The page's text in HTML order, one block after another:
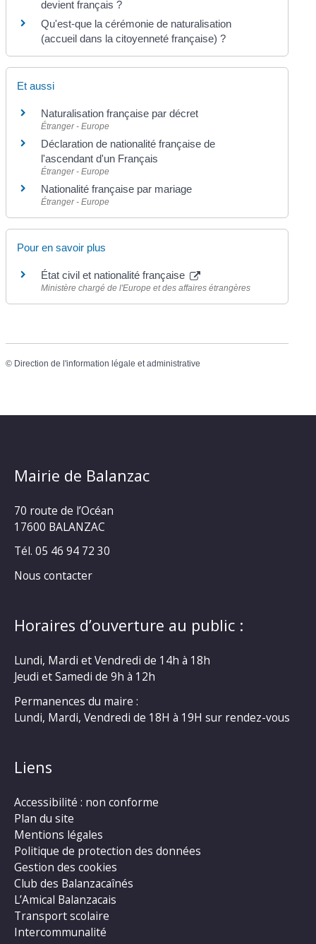
devient français ?
Qu'est-que la cérémonie de naturalisation
(accueil dans la citoyenneté française) ?
Et aussi
Naturalisation française par décret
Étranger - Europe
Déclaration de nationalité française de
l'ascendant d'un Français
Étranger - Europe
Nationalité française par mariage
Étranger - Europe
Pour en savoir plus
État civil et nationalité française
Ministère chargé de l'Europe et des affaires étrangères
© Direction de l'information légale et administrative
Mairie de Balanzac
70 route de l’Océan
17600 BALANZAC
Tél. 05 46 94 72 30
Nous contacter
Horaires d’ouverture au public :
Lundi, Mardi et Vendredi de 14h à 18h
Jeudi et Samedi de 9h à 12h
Permanences du maire :
Lundi, Mardi, Vendredi de 18H à 19H sur rendez-vous
Liens
Accessibilité : non conforme
Plan du site
Mentions légales
Politique de protection des données
Gestion des cookies
Club des Balanzacaînés
L’Amical Balanzacais
Transport scolaire
Intercommunalité